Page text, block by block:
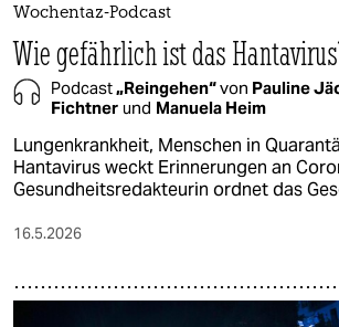
Wochentaz-Podcast
Wie gefährlich ist das
Podcast„Reingehen“von Pauline
Fichtner und Manuela Heim
Lungenkrankheit, Menschen in
Hantavirus weckt Erinnerungen an
Gesundheitsredakteurin ordnet das
16.5.2026